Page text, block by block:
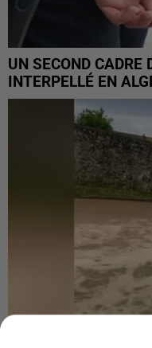
UN SECOND
INTERPELLÉ EN